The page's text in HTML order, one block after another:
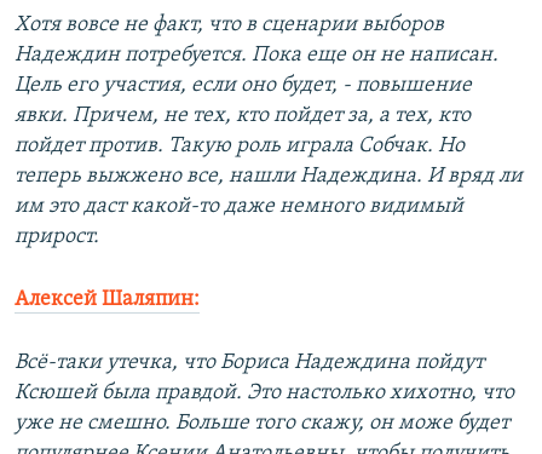
Хотя вовсе не факт, что в сценарии выборов
Надеждин потребуется. Пока еще он не написан.
Цель его участия, если оно будет, - повышение
явки. Причем, не тех, кто пойдет за, а тех, кто
пойдет против. Такую роль играла Собчак. Но
теперь выжжено все, нашли Надеждина. И вряд ли
им это даст какой-то даже немного видимый
прирост.
Алексей Шаляпин:
Всё-таки утечка, что Бориса Надеждина пойдут
Ксюшей была правдой. Это настолько хихотно, что
уже не смешно. Больше того скажу, он може будет